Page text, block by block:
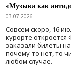
«Музыка как
03.07.2026
Совсем скоро, 16
курорте
заказали билеты
почему-то нет, то
любом случае.